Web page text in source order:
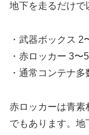
地下を走るだけで
・武器ボックス 2
・赤ロッカー 3〜5
・通常コンテナ多
赤ロッカーは青素
でもあります。地